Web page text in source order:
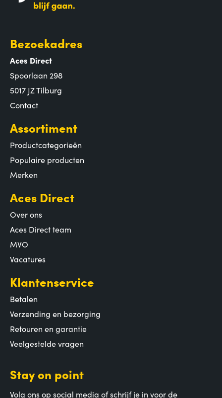
Bezoekadres
Aces Direct
Spoorlaan 298
5017 JZ Tilburg
Contact
Assortiment
Productcategorieën
Populaire producten
Merken
Aces Direct
Over ons
Aces Direct team
MVO
Vacatures
Klantenservice
Betalen
Verzending en bezorging
Retouren en garantie
Veelgestelde vragen
Stay on point
Volg ons op social media of schrijf je in voor de